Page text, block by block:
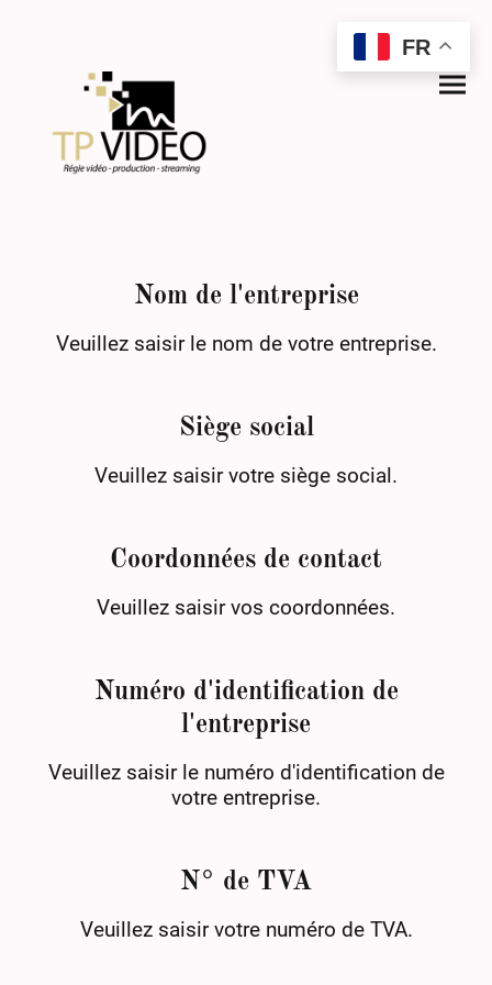
Nom de l'entreprise
Veuillez saisir le nom de votre entreprise.
Siège social
Veuillez saisir votre siège social.
Coordonnées de contact
Veuillez saisir vos coordonnées.
Numéro d'identification de
l'entreprise
Veuillez saisir le numéro d'identification de
votre entreprise.
N° de TVA
Veuillez saisir votre numéro de TVA.
FR